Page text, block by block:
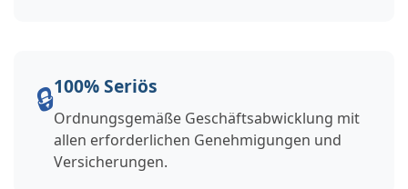
🔒100% Seriös
Ordnungsgemäße Geschäftsabwicklung mit
allen erforderlichen Genehmigungen und
Versicherungen.